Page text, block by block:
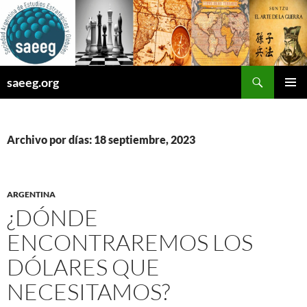
Saltar
al
contenido
saeeg.org
Archivo por días: 18 septiembre, 2023
ARGENTINA
¿DÓNDE
ENCONTRAREMOS LOS
DÓLARES QUE
NECESITAMOS?